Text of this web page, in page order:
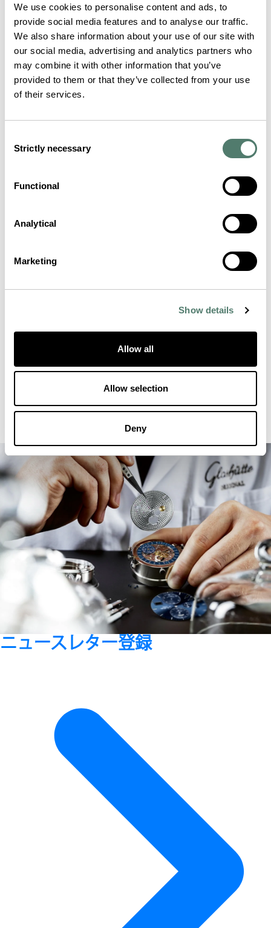
We use cookies to personalise content and ads, to
provide social media features and to analyse our traffic.
We also share information about your use of our site with
our social media, advertising and analytics partners who
may combine it with other information that you’ve
provided to them or that they’ve collected from your use
of their services.
Selection
Strictly necessary
Functional
Analytical
Marketing
Show details
Allow all
Allow selection
Deny
ニュースレター登録